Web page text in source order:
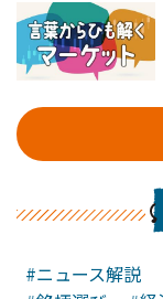
#ニュース解説